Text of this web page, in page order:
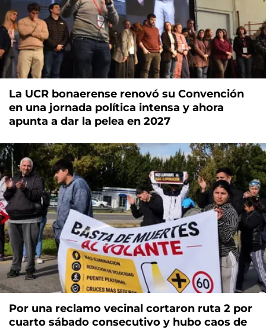
La UCR bonaerense renovó su Convención
en una jornada política intensa y ahora
apunta a dar la pelea en 2027
Por una reclamo vecinal cortaron ruta 2 por
cuarto sábado consecutivo y hubo caos de